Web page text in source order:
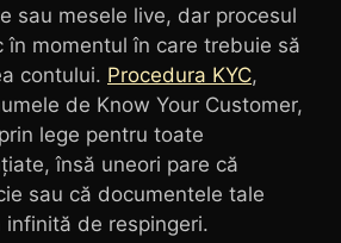
sau mesele live, dar procesul
în momentul în care trebuie să
contului. Procedura KYC,
de Know Your Customer,
lege pentru toate
însă uneori pare că
sau că documentele tale
de respingeri.